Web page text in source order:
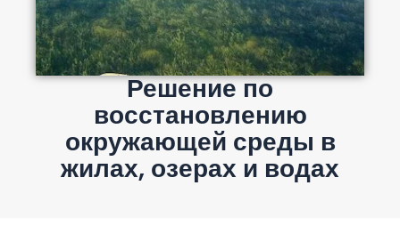
Решение по
восстановлению
окружающей среды в
жилах, озерах и водах